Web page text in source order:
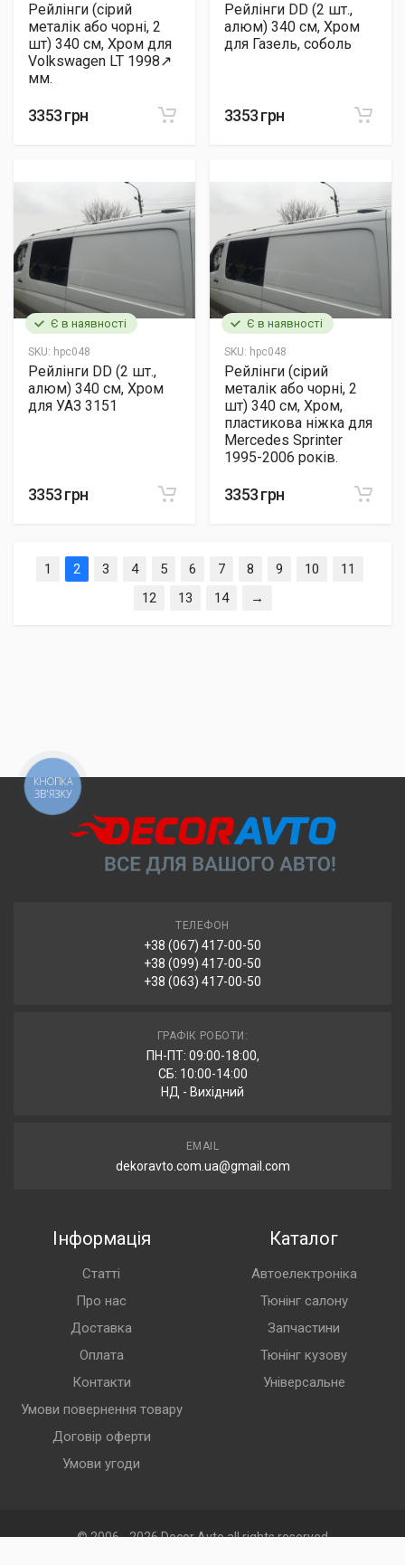
Рейлінги (сірий
металік або чорні, 2
шт) 340 см, Хром для
Volkswagen LT 1998↗
мм.
3353 грн
Рейлінги DD (2 шт.,
алюм) 340 см, Хром
для Газель, соболь
3353 грн
Є в наявності
SKU: hpc048
Рейлінги DD (2 шт.,
алюм) 340 см, Хром
для УАЗ 3151
3353 грн
Є в наявності
SKU: hpc048
Рейлінги (сірий
металік або чорні, 2
шт) 340 см, Хром,
пластикова ніжка для
Mercedes Sprinter
1995-2006 років.
3353 грн
1 (current)
2 3 4 5 6 7 8 9 10
11
12
13 14 →
ТЕЛЕФОН
+38 (067) 417-00-50
+38 (099) 417-00-50
+38 (063) 417-00-50
ГРАФІК РОБОТИ:
ПН-ПТ: 09:00-18:00,
СБ: 10:00-14:00
НД - Вихідний
EMAIL
dekoravto.com.ua@gmail.com
Інформація
Статті
Про нас
Доставка
Оплата
Контакти
Умови повернення товару
Договір оферти
Умови угоди
Каталог
Автоелектроніка
Тюнінг салону
Запчастини
Тюнінг кузову
Універсальне
© 2006 - 2026 Decor Avto all rights reserved
КНОПКА
ЗВ'ЯЗКУ